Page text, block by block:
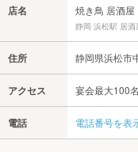
店名 焼き鳥 居酒
静岡 浜松駅 居
住所 静岡県浜松
アクセス 宴会最大
電話 電話番号を表